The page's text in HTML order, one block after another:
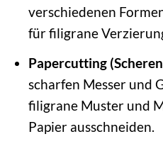
verschiedenen
für filigrane
Papercutting
scharfen Messer und
filigrane Muster und
Papier ausschneiden.